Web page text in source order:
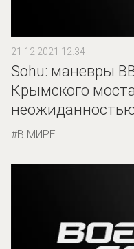
21.12.2021 12:34
Sohu: маневры
Крымского
В МИРЕ